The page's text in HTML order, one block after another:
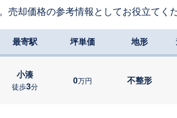
却価格の参考情報としてお役立てくだ
最寄駅 坪単価 地形
小湊
徒歩3分
0万円 不整形